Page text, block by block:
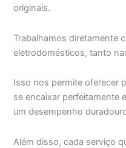
originais.
Trabalhamos diretamente
eletrodomésticos, tanto
Isso nos permite oferecer
se encaixar perfeitamente
um desempenho
Além disso, cada serviço